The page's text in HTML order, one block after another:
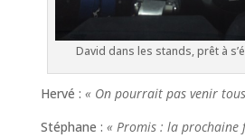
David dans les stands, prêt à
Hervé : « On pourrait pas venir
Stéphane : « Promis : la prochaine